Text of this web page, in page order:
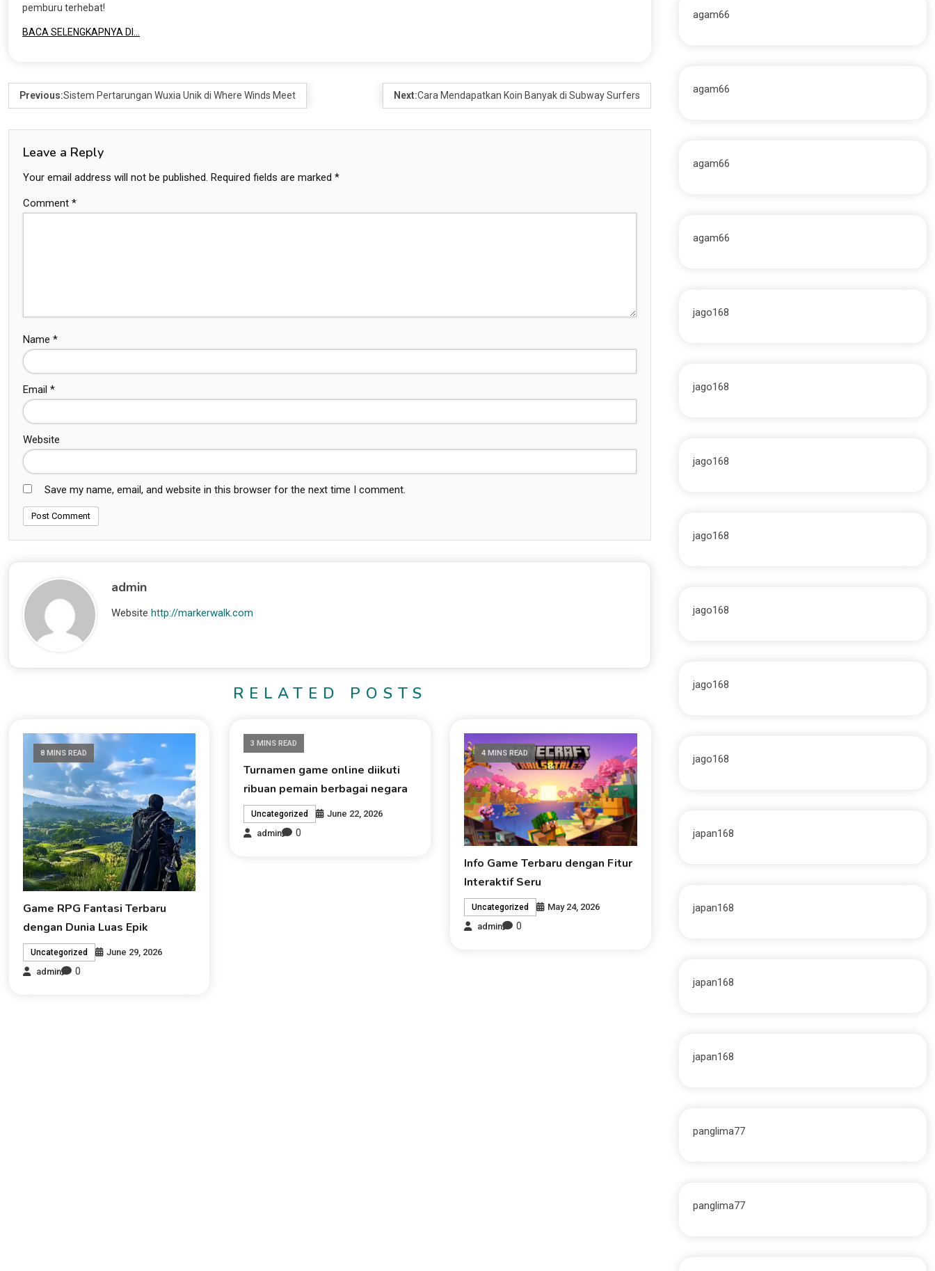
pemburu terhebat!
BACA SELENGKAPNYA DI…
Previous:Sistem Pertarungan Wuxia Unik di Where Winds Meet Next:Cara Mendapatkan Koin Banyak di Subway Surfers
Leave a Reply
Your email address will not be published. Required fields are marked *
Comment *
Name *
Email *
Website
Save my name, email, and website in this browser for the next time I comment.
admin
Website http://markerwalk.com
RELATED POSTS
8 MINS READ
Game RPG Fantasi Terbaru
dengan Dunia Luas Epik
Uncategorized
June 29, 2026
admin
0
3 MINS READ
Turnamen game online diikuti
ribuan pemain berbagai negara
Uncategorized
June 22, 2026
admin
0
4 MINS READ
Info Game Terbaru dengan Fitur
Interaktif Seru
Uncategorized
May 24, 2026
admin
0
agam66
agam66
agam66
agam66
jago168
jago168
jago168
jago168
jago168
jago168
jago168
japan168
japan168
japan168
japan168
panglima77
panglima77